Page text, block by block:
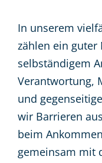
In unserem
zählen ein guter
selbständigem
Verantwortung,
und
wir Barrieren
beim
gemeinsam mit